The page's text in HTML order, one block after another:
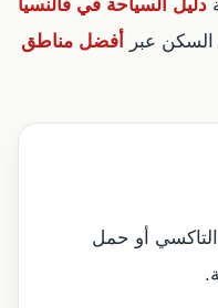
دليل السياحة في فالنسيا
السكن عبر
أفضل مناطق
أو حمل